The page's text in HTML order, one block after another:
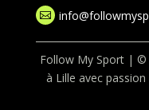

Follow My Sport | ©
à Lille avec